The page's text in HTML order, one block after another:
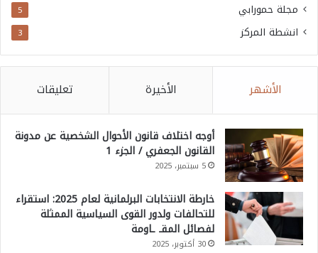
مجلة حمورابي 5
انشطة المركز 3
الأشهر الأخيرة تعليقات
أوجه اختلاف قانون الأحوال الشخصية عن مدونة
القانون الجعفري / الجزء 1
5 سبتمبر، 2025
خارطة الانتخابات البرلمانية لعام 2025: استقراء
للتحالفات ولدور القوى السياسية الممثلة
لفصائل المقـ ـاومة
30 أكتوبر، 2025